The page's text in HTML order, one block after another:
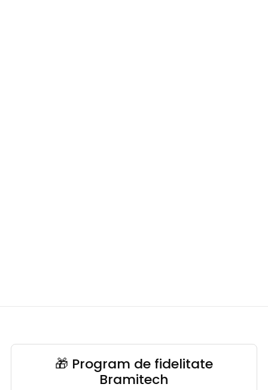
🎁 Program de fidelitate
Bramitech